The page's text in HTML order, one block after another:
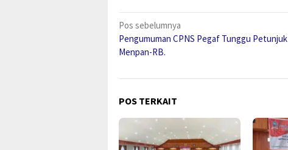
Navigasi
pos
Pos sebelumnya
Pengumuman CPNS Pegaf Tunggu Petunjuk
Menpan-RB.
POS TERKAIT